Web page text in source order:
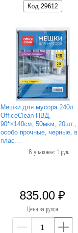
Код 29612
Мешки для мусора 240л
OfficeClean ПВД,
90*×140см, 50мкм, 20шт.,
особо прочные, черные, в
плас…
В упаковке: 1 рул.
835.00
Цена за рулон
—